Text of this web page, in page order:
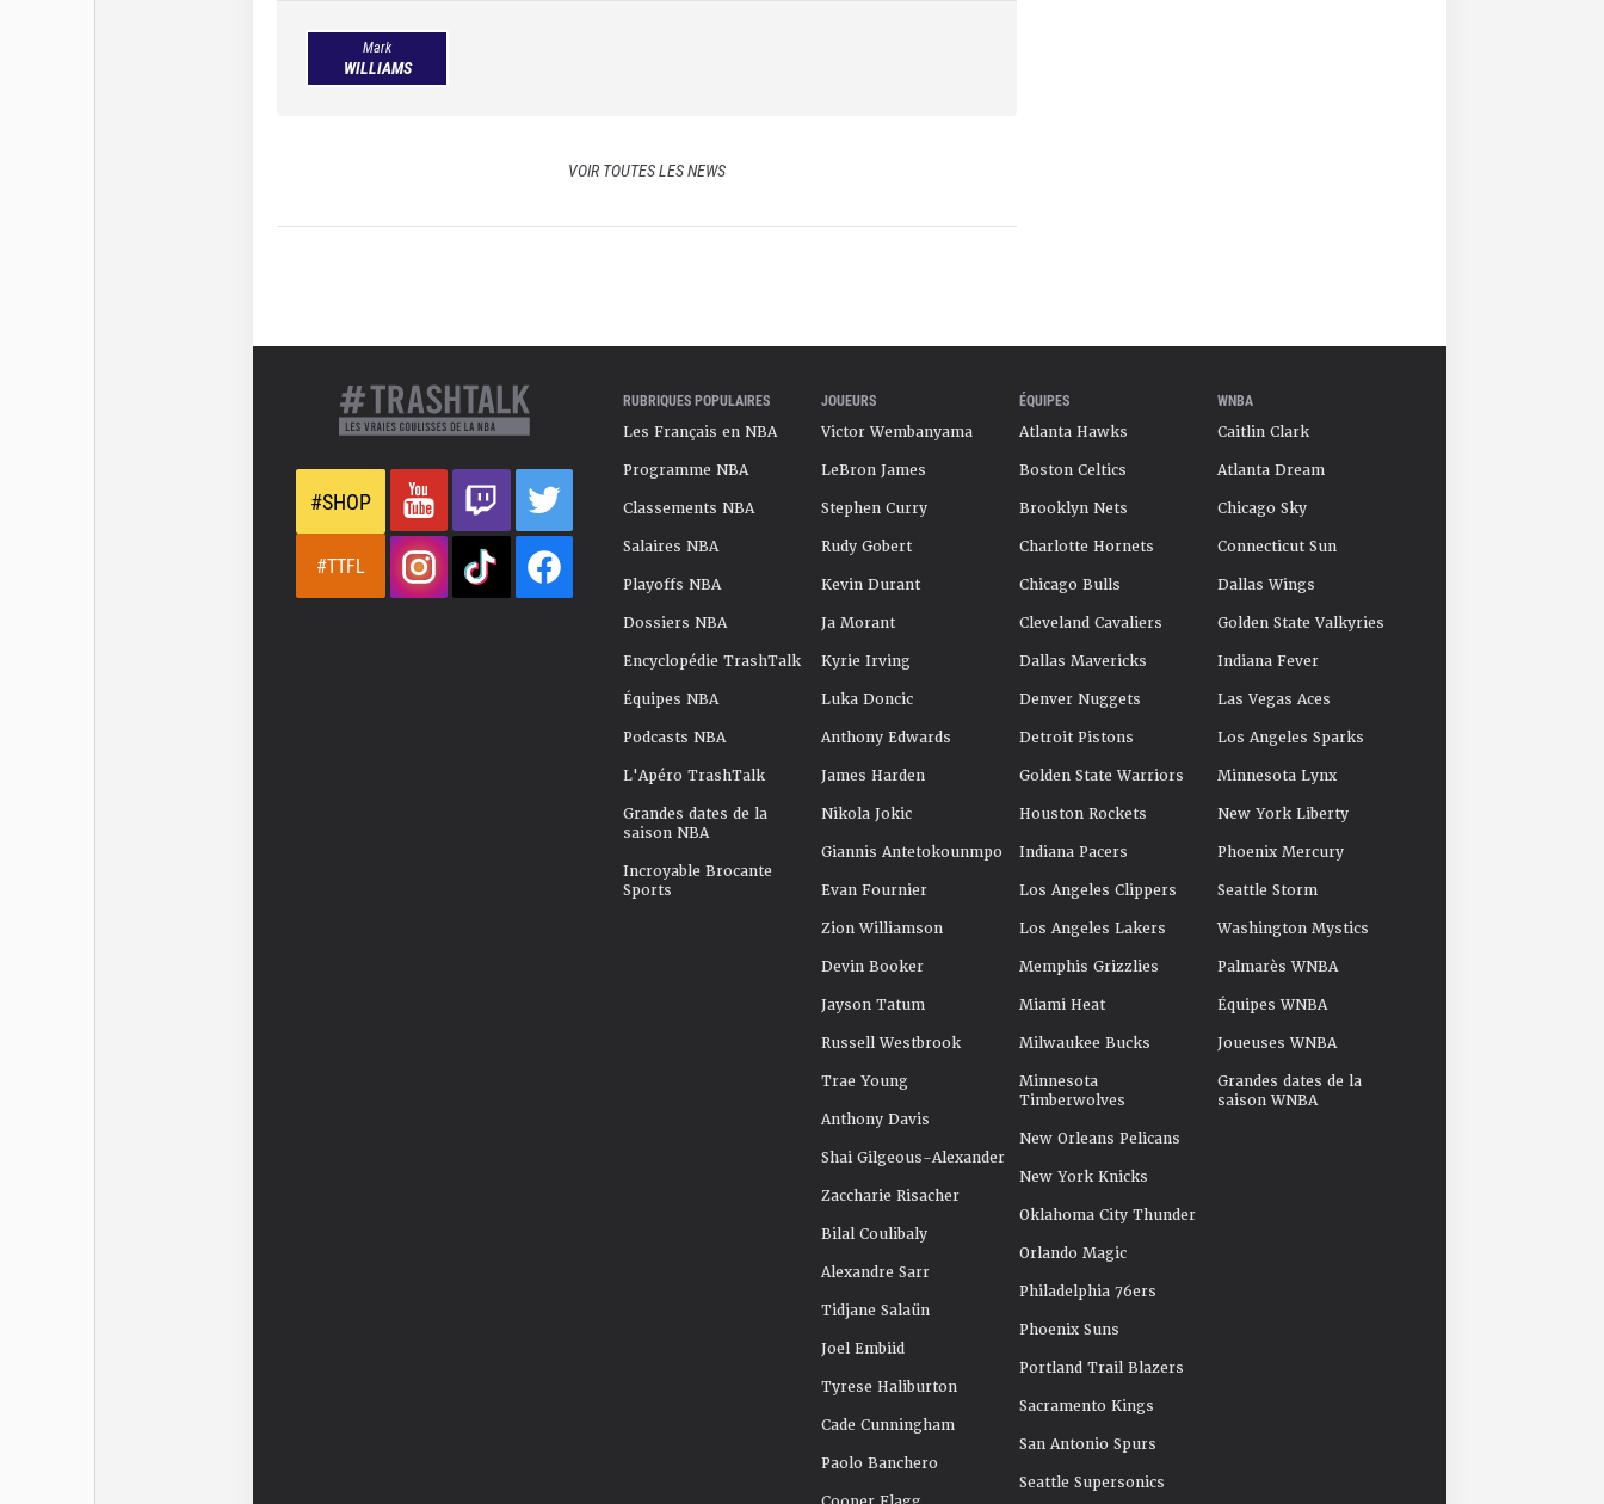
Mark
WILLIAMS
VOIR TOUTES LES NEWS
#SHOP
#TTFL
RUBRIQUES POPULAIRES
Les Français en NBA
Programme NBA
Classements NBA
Salaires NBA
Playoffs NBA
Dossiers NBA
Encyclopédie TrashTalk
Équipes NBA
Podcasts NBA
L'Apéro TrashTalk
Grandes dates de la
saison NBA
Incroyable Brocante
Sports
JOUEURS
Victor Wembanyama
LeBron James
Stephen Curry
Rudy Gobert
Kevin Durant
Ja Morant
Kyrie Irving
Luka Doncic
Anthony Edwards
James Harden
Nikola Jokic
Giannis Antetokounmpo
Evan Fournier
Zion Williamson
Devin Booker
Jayson Tatum
Russell Westbrook
Trae Young
Anthony Davis
Shai Gilgeous-Alexander
Zaccharie Risacher
Bilal Coulibaly
Alexandre Sarr
Tidjane Salaün
Joel Embiid
Tyrese Haliburton
Cade Cunningham
Paolo Banchero
ÉQUIPES
Atlanta Hawks
Boston Celtics
Brooklyn Nets
Charlotte Hornets
Chicago Bulls
Cleveland Cavaliers
Dallas Mavericks
Denver Nuggets
Detroit Pistons
Golden State Warriors
Houston Rockets
Indiana Pacers
Los Angeles Clippers
Los Angeles Lakers
Memphis Grizzlies
Miami Heat
Milwaukee Bucks
Minnesota
Timberwolves
New Orleans Pelicans
New York Knicks
Oklahoma City Thunder
Orlando Magic
Philadelphia 76ers
Phoenix Suns
Portland Trail Blazers
Sacramento Kings
San Antonio Spurs
Seattle Supersonics
WNBA
Caitlin Clark
Atlanta Dream
Chicago Sky
Connecticut Sun
Dallas Wings
Golden State Valkyries
Indiana Fever
Las Vegas Aces
Los Angeles Sparks
Minnesota Lynx
New York Liberty
Phoenix Mercury
Seattle Storm
Washington Mystics
Palmarès WNBA
Équipes WNBA
Joueuses WNBA
Grandes dates de la
saison WNBA